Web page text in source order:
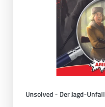
Unsolved - Der Jagd-Unfall